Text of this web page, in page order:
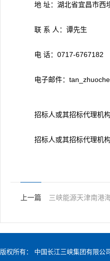
地 址：湖北省宜昌市西
联 系 人：谭先生
电 话：0717-6767182
电子邮件：
招标人或其招标代理机
招标人或其招标代理机
上一篇
版权所有： 中国长江三峡集团有限公